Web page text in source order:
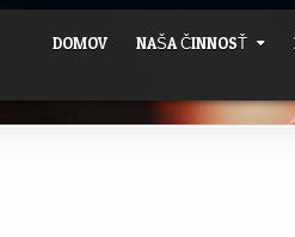
DOMOV NAŠA ČINNOSŤ